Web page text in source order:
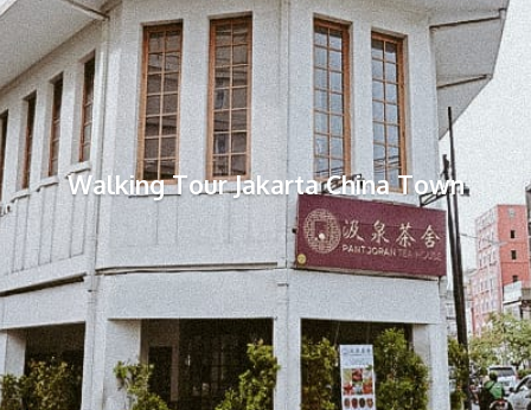
Walking Tour Jakarta China Town